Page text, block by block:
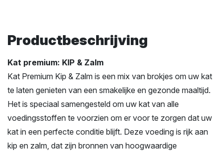
Productbeschrijving
Kat premium: KIP & Zalm
Kat Premium Kip & Zalm is een mix van brokjes om uw kat
te laten genieten van een smakelijke en gezonde maaltijd.
Het is speciaal samengesteld om uw kat van alle
voedingsstoffen te voorzien om er voor te zorgen dat uw
kat in een perfecte conditie blijft. Deze voeding is rijk aan
kip en zalm, dat zijn bronnen van hoogwaardige